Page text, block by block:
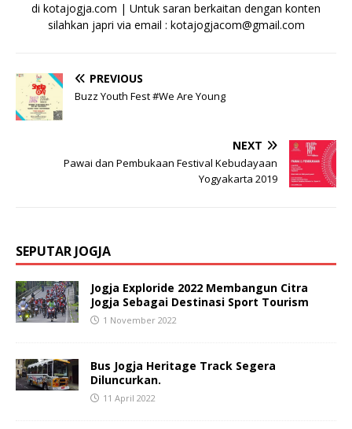
di kotajogja.com | Untuk saran berkaitan dengan konten
silahkan japri via email : kotajogjacom@gmail.com
PREVIOUS
Buzz Youth Fest #We Are Young
NEXT
Pawai dan Pembukaan Festival Kebudayaan
Yogyakarta 2019
SEPUTAR JOGJA
Jogja Exploride 2022 Membangun Citra
Jogja Sebagai Destinasi Sport Tourism
1 November 2022
Bus Jogja Heritage Track Segera
Diluncurkan.
11 April 2022